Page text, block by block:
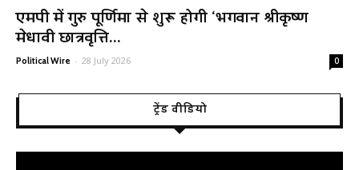
एमपी में गुरु पूर्णिमा से शुरू होगी ‘भगवान श्रीकृष्ण
मेधावी छात्रवृत्ति...
Political Wire - 28 July 2026 0
ट्रेंड वीडियो